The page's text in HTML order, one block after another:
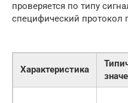
проверяется по типу
специфический протокол
Характеристика